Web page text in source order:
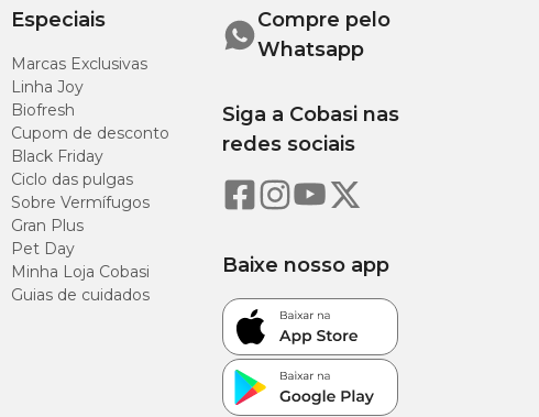
do animal ou misturar
ou ainda, no caso de
Especiais
Marcas Exclusivas
Linha Joy
Biofresh
Cupom de desconto
Black Friday
Ciclo das pulgas
Sobre Vermífugos
Gran Plus
Pet Day
Minha Loja Cobasi
Guias de cuidados
Compre pelo
Whatsapp
Siga a Cobasi nas
redes sociais
Baixe nosso app